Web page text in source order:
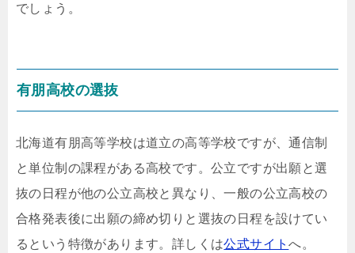
でしょう。
有朋高校の選抜
北海道有朋高等学校は道立の高等学校ですが、通信制
と単位制の課程がある高校です。公立ですが出願と選
抜の日程が他の公立高校と異なり、一般の公立高校の
合格発表後に出願の締め切りと選抜の日程を設けてい
るという特徴があります。詳しくは公式サイトへ。